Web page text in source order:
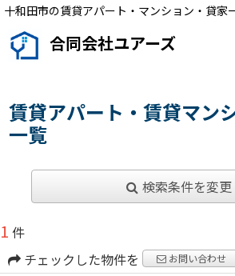
十和田市の賃貸アパート・マンション・貸家
合同会社ユアーズ
賃貸アパート・賃貸マン
一覧
検索条件を変更
1 件
チェックした物件を
お問い合わせ